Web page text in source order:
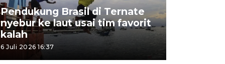
Pendukung Brasil di Ternate
nyebur ke laut usai tim favorit
kalah
6 Juli 2026 16:37